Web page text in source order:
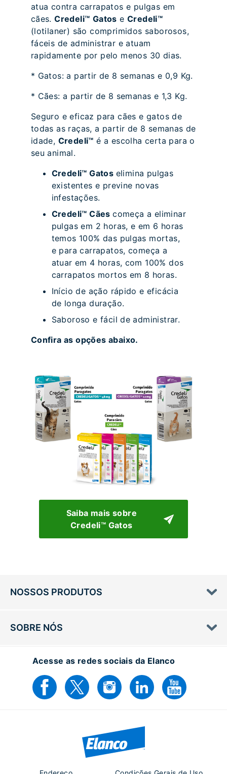
atua contra carrapatos e pulgas em
cães.Credeli™ Gatos e Credeli™
(lotilaner) são comprimidos saborosos,
fáceis de administrar e atuam
rapidamente por pelo menos 30 dias.
* Gatos: a partir de 8 semanas e 0,9 Kg.
* Cães: a partir de 8 semanas e 1,3 Kg.
Seguro e eficaz para cães e gatos de
todas as raças, a partir de 8 semanas de
idade, Credeli™ é a escolha certa para o
seu animal.
Credeli™ Gatos elimina pulgas
existentes e previne novas
infestações.
Credeli™ Cãescomeça a eliminar
pulgas em 2 horas, e em 6 horas
temos 100% das pulgas mortas,
e para carrapatos, começa a
atuar em 4 horas, com 100% dos
carrapatos mortos em 8 horas.
Início de ação rápido e eficácia
de longa duração.
Saboroso e fácil de administrar.
Confira as opções abaixo.
Saiba mais sobre
Credeli™ Gatos
NOSSOS PRODUTOS
SOBRE NÓS
Acesse as redes sociais da Elanco